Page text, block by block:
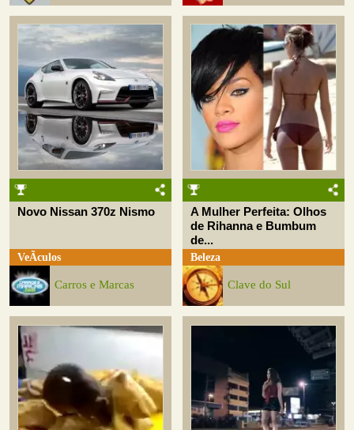
Novo Nissan 370z Nismo
VeÃ­culos
Carros e Marcas
A Mulher Perfeita: Olhos
de Rihanna e Bumbum
de...
Beleza
Clave do Sul